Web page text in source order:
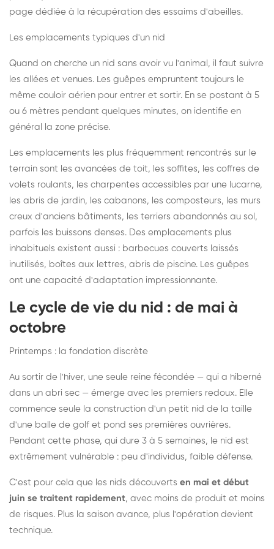
page dédiée à la récupération des essaims d'abeilles.
Les emplacements typiques d'un nid
Quand on cherche un nid sans avoir vu l'animal, il faut suivre
les allées et venues. Les guêpes empruntent toujours le
même couloir aérien pour entrer et sortir. En se postant à 5
ou 6 mètres pendant quelques minutes, on identifie en
général la zone précise.
Les emplacements les plus fréquemment rencontrés sur le
terrain sont les avancées de toit, les soffites, les coffres de
volets roulants, les charpentes accessibles par une lucarne,
les abris de jardin, les cabanons, les composteurs, les murs
creux d'anciens bâtiments, les terriers abandonnés au sol,
parfois les buissons denses. Des emplacements plus
inhabituels existent aussi : barbecues couverts laissés
inutilisés, boîtes aux lettres, abris de piscine. Les guêpes
ont une capacité d'adaptation impressionnante.
Le cycle de vie du nid : de mai à
octobre
Printemps : la fondation discrète
Au sortir de l'hiver, une seule reine fécondée — qui a hiberné
dans un abri sec — émerge avec les premiers redoux. Elle
commence seule la construction d'un petit nid de la taille
d'une balle de golf et pond ses premières ouvrières.
Pendant cette phase, qui dure 3 à 5 semaines, le nid est
extrêmement vulnérable : peu d'individus, faible défense.
C'est pour cela que les nids découverts en mai et début
juin se traitent rapidement, avec moins de produit et moins
de risques. Plus la saison avance, plus l'opération devient
technique.